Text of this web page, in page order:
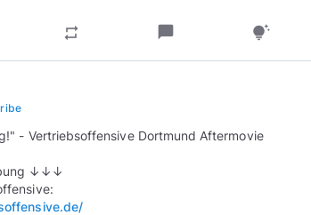
repeat chat_bubble tips_and_updates
- Vertriebsoffensive Dortmund Aftermovie
↓↓↓